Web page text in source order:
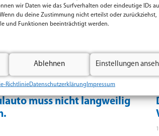
wir Daten wie das Surfverhalten oder eindeutige IDs
du deine Zustimmung nicht erteilst oder zurückziehst,
und Funktionen beeinträchtigt werden.
Ablehnen Einstellungen
RichtlinieDatenschutzerklärung Impressum
muss nicht langweilig